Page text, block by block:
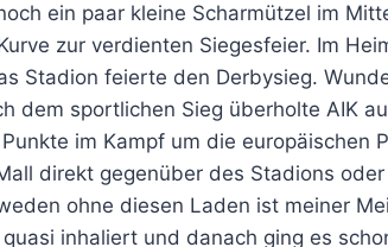
ein paar kleine Scharmützel im
zur verdienten Siegesfeier. Im
Stadion feierte den Derbysieg.
dem sportlichen Sieg überholte AIK
im Kampf um die europäischen
direkt gegenüber des Stadions
ohne diesen Laden ist meiner
inhaliert und danach ging es